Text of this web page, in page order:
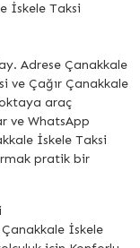
İskele Taksi
Adrese Çanakkale
ve Çağır Çanakkale
araç
ve WhatsApp
İskele Taksi
pratik bir
Çanakkale İskele